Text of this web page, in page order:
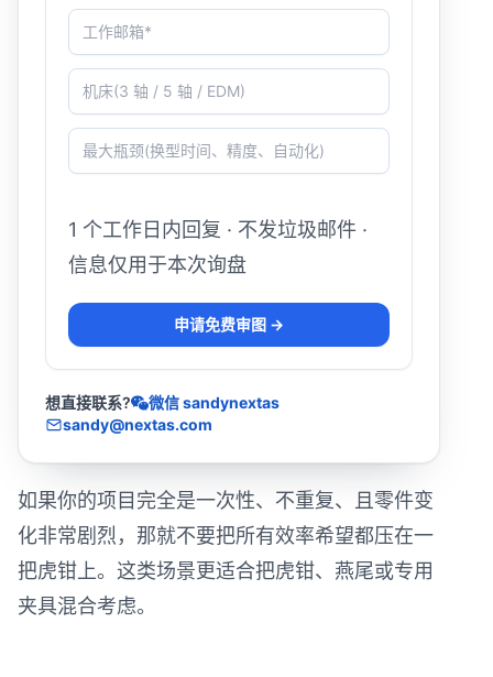
工作邮箱*
机床(3 轴 / 5 轴 / EDM)
最大瓶颈(换型时间、精度、自动化)
1 个工作日内回复 · 不发垃圾邮件 ·
信息仅用于本次询盘
申请免费审图 →
想直接联系?
微信 sandynextas
sandy@nextas.com
如果你的项目完全是一次性、不重复、且零件变
化非常剧烈，那就不要把所有效率希望都压在一
把虎钳上。这类场景更适合把虎钳、燕尾或专用
夹具混合考虑。